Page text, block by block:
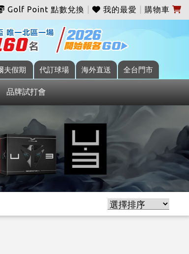
Golf Point 點數兌換 我的最愛 購物車
夫假期 代訂球場 海外直送 全台門市
品牌試打會